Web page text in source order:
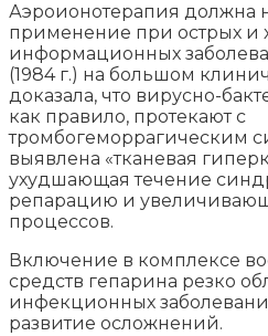
Аэроионотерапия должна
применение при острых и
информационных
(1984 г.) на большом
доказала, что вирусно-
как правило, протекают с
тромбогеморрагическим
выявлена «тканевая
ухудшающая течение
репарацию и
процессов.
Включение в комплексе
средств гепарина резко
инфекционных
развитие осложнений.